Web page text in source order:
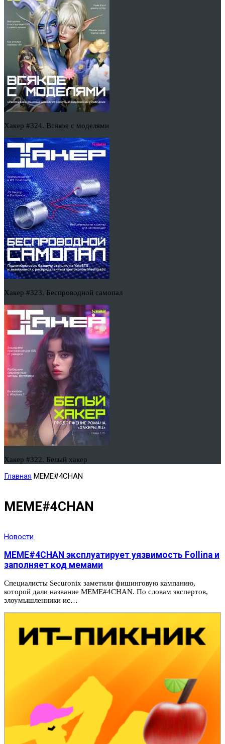
Хакер #324. Всякое с моделями
Хакер #323. Беспроводной самопал
Хакер #322. Белый хакер
Главная MEME#4CHAN
MEME#4CHAN
Новости
MEME#4CHAN эксплуатирует уязвимость Follina и
заполняет код мемами
Специалисты Securonix заметили фишинговую кампанию,
которой дали название MEME#4CHAN. По словам экспертов,
злоумышленники ис…